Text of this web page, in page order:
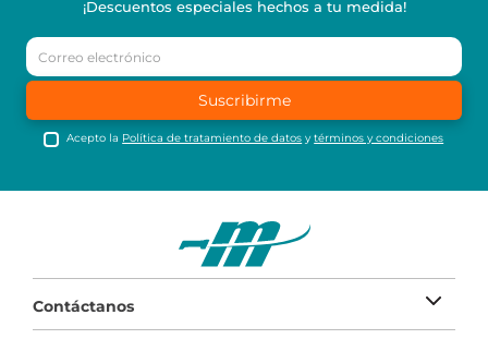
¡Descuentos especiales hechos a tu medida!
Suscribirme
Acepto la Política de tratamiento de datos ytérminos y condiciones
Contáctanos